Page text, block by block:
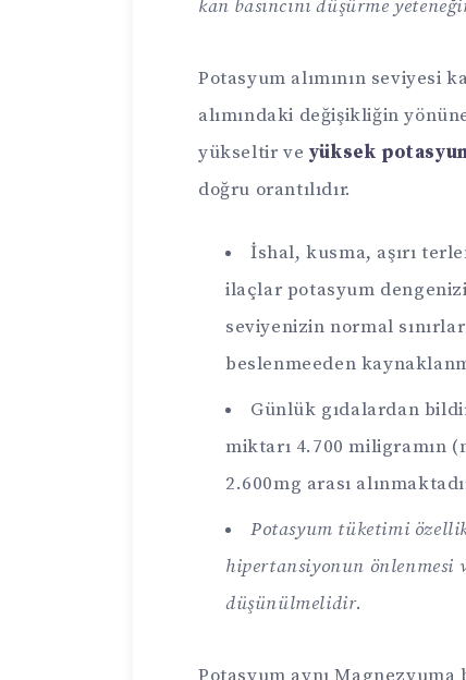
kan basıncını düşürme
Potasyum alımının seviyesi
alımındaki değişikliğin
yükseltir ve yüksek
doğru orantılıdır.
İshal, kusma, aşırı
ilaçlar potasyum
seviyenizin normal
beslenmeeden
Günlük gıdalardan
miktarı 4.700 miligramın
2.600mg arası
Potasyum tüketimi
hipertansiyonun önlenmesi
düşünülmelidir.